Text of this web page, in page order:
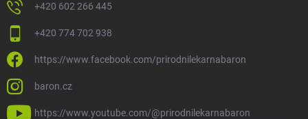
+420 602 266 445
+420 774 702 938
https://www.facebook.com/prirodnilekarnabaron
baron.cz
https://www.youtube.com/@prirodnilekarnabaron